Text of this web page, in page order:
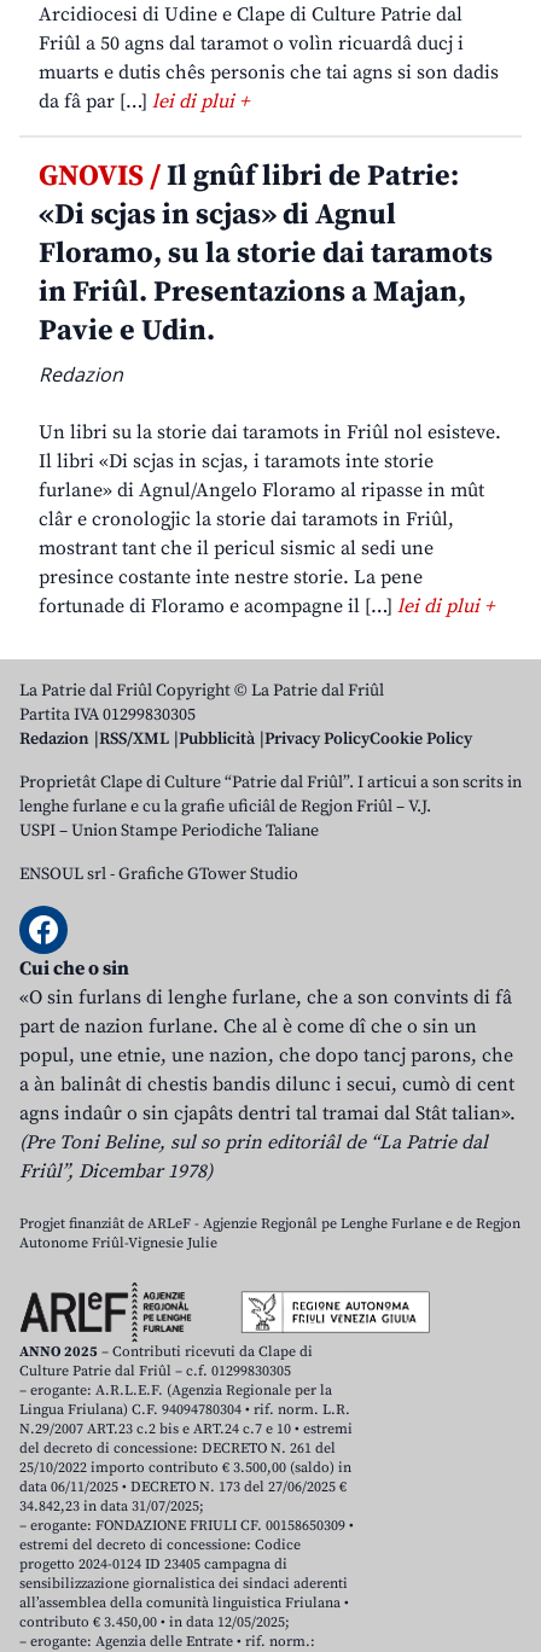
Arcidiocesi di Udine e Clape di Culture Patrie dal
Friûl a 50 agns dal taramot o volìn ricuardâ ducj i
muarts e dutis chês personis che tai agns si son dadis
da fâ par […] lei di plui +
GNOVIS /Il gnûf libri de Patrie:
«Di scjas in scjas» di Agnul
Floramo, su la storie dai taramots
in Friûl. Presentazions a Majan,
Pavie e Udin.
Redazion
Un libri su la storie dai taramots in Friûl nol esisteve.
Il libri «Di scjas in scjas, i taramots inte storie
furlane» di Agnul/Angelo Floramo al ripasse in mût
clâr e cronologjic la storie dai taramots in Friûl,
mostrant tant che il pericul sismic al sedi une
presince costante inte nestre storie. La pene
fortunade di Floramo e acompagne il […] lei di plui +
La Patrie dal Friûl Copyright © La Patrie dal Friûl
Partita IVA 01299830305
Redazion RSS/XML Pubblicità Privacy PolicyCookie Policy
Proprietât Clape di Culture “Patrie dal Friûl”. I articui a son scrits in
lenghe furlane e cu la grafie uficiâl de Regjon Friûl – V.J.
USPI – Union Stampe Periodiche Taliane
ENSOUL srl-Grafiche GTower Studio
Cui che o sin
«O sin furlans di lenghe furlane, che a son convints di fâ
part de nazion furlane. Che al è come dî che o sin un
popul, une etnie, une nazion, che dopo tancj parons, che
a àn balinât di chestis bandis dilunc i secui, cumò di cent
agns indaûr o sin cjapâts dentri tal tramai dal Stât talian».
(Pre Toni Beline, sul so prin editoriâl de “La Patrie dal
Friûl”, Dicembar 1978)
Progjet finanziât de ARLeF - Agjenzie Regjonâl pe Lenghe Furlane e de Regjon
Autonome Friûl-Vignesie Julie
ANNO 2025 – Contributi ricevuti da Clape di
Culture Patrie dal Friûl – c.f. 01299830305
– erogante: A.R.L.E.F. (Agenzia Regionale per la
Lingua Friulana) C.F. 94094780304 • rif. norm. L.R.
N.29/2007 ART.23 c.2 bis e ART.24 c.7 e 10 • estremi
del decreto di concessione: DECRETO N. 261 del
25/10/2022 importo contributo € 3.500,00 (saldo) in
data 06/11/2025 • DECRETO N. 173 del 27/06/2025 €
34.842,23 in data 31/07/2025;
– erogante: FONDAZIONE FRIULI CF. 00158650309 •
estremi del decreto di concessione: Codice
progetto 2024-0124 ID 23405 campagna di
sensibilizzazione giornalistica dei sindaci aderenti
all’assemblea della comunità linguistica Friulana •
contributo € 3.450,00 • in data 12/05/2025;
– erogante: Agenzia delle Entrate • rif. norm.: